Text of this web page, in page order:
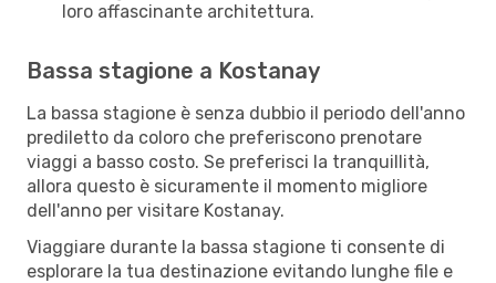
loro affascinante architettura.
Bassa stagione a Kostanay
La bassa stagione è senza dubbio il periodo dell'anno
prediletto da coloro che preferiscono prenotare
viaggi a basso costo. Se preferisci la tranquillità,
allora questo è sicuramente il momento migliore
dell'anno per visitare Kostanay.
Viaggiare durante la bassa stagione ti consente di
esplorare la tua destinazione evitando lunghe file e